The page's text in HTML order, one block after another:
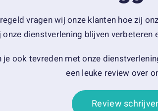
vragen wij onze klanten hoe zij
onze dienstverlening blijven verbeteren
je ook tevreden met onze
een leuke review over
Review